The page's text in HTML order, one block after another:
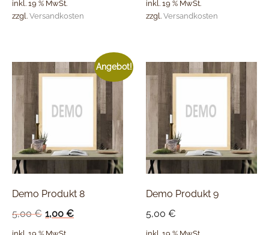
inkl. 19 % MwSt.
zzgl. Versandkosten
inkl. 19 % MwSt.
zzgl. Versandkosten
Angebot!
Demo Produkt 8
5,00€ 1,00 €
Demo Produkt 9
5,00 €